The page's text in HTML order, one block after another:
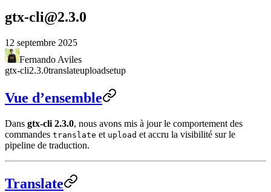
gtx-cli@2.3.0
12 septembre 2025
Fernando Aviles
gtx-cli2.3.0translateuploadsetup
Vue d’ensemble
Dans gtx-cli 2.3.0, nous avons mis à jour le comportement des
commandes translate et upload et accru la visibilité sur le
pipeline de traduction.
Translate